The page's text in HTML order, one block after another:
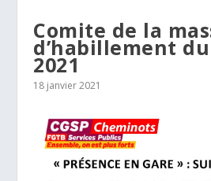
Comite de la
d’habillement
2021
18 janvier 2021